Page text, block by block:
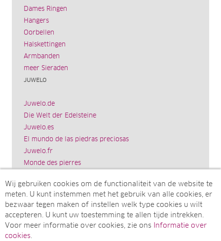
Dames Ringen
Hangers
Oorbellen
Halskettingen
Armbanden
meer Sieraden
JUWELO
Juwelo.de
Die Welt der Edelsteine
Juwelo.es
El mundo de las piedras preciosas
Juwelo.fr
Monde des pierres
Il mondo delle gemme
World of Gemstones
Ädelstenarnas Värld
Juwelo.com
Wij gebruiken cookies om de functionaliteit van de website te
meten. U kunt instemmen met het gebruik van alle cookies, er
bezwaar tegen maken of instellen welk type cookies u wilt
accepteren. U kunt uw toestemming te allen tijde intrekken.
Voor meer informatie over cookies, zie ons
Informatie over
cookies.